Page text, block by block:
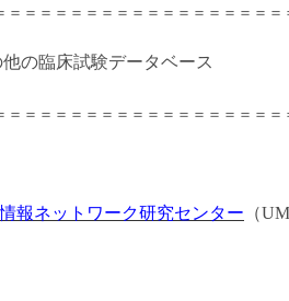
＝＝＝＝＝＝＝＝＝＝＝＝＝＝＝＝＝＝
他の臨床試験データベース
＝＝＝＝＝＝＝＝＝＝＝＝＝＝＝＝＝＝
報ネットワーク研究センター （